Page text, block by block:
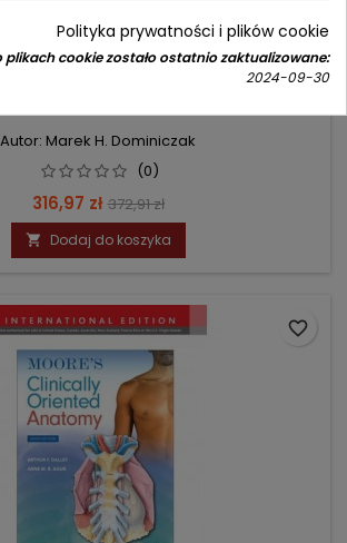
Autor: Marek H. Dominiczak
(0)
Cena
316,97 zł Cena
podstawowa
372,91 zł
 Dodaj do koszyka
favorite_border
Polityka prywatności i plików cookie
plikach cookie zostało ostatnio zaktualizowane:
2024-09-30